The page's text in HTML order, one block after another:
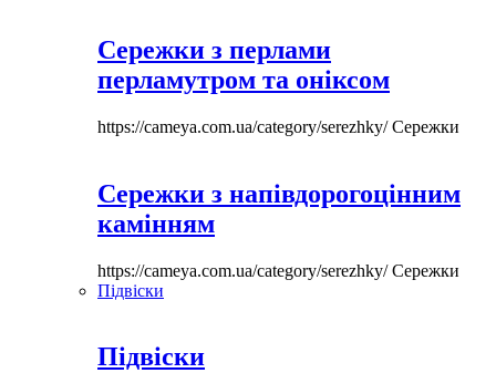
Сережки з перлами
перламутром та оніксом
https://cameya.com.ua/category/serezhky/Сережки
Сережки з напівдорогоцінним
камінням
https://cameya.com.ua/category/serezhky/Сережки
Підвіски
Підвіски